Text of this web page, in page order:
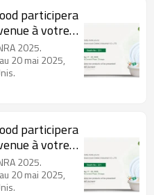
participera
à votre
2025.
20 mai 2025,
participera
à votre
2025.
20 mai 2025,